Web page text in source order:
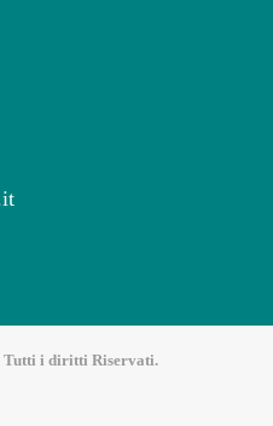
Tutti i diritti Riservati.